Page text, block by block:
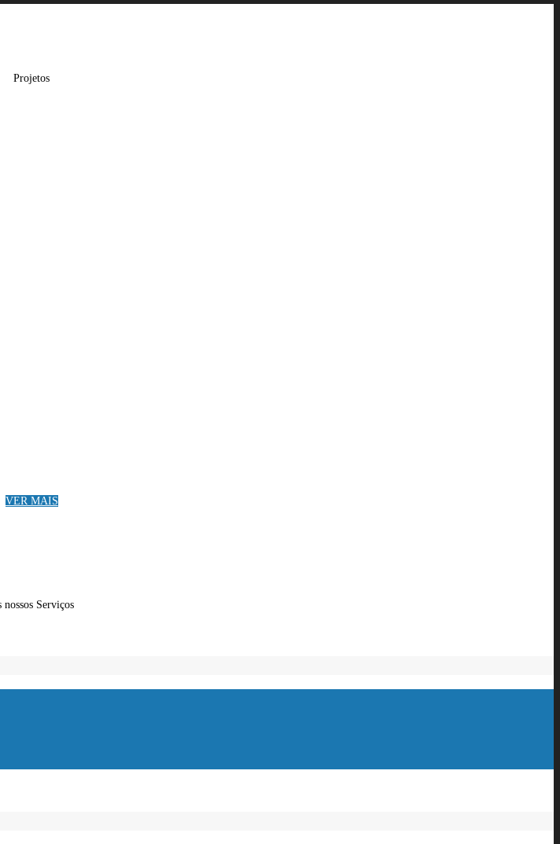
Projetos
VER MAIS
nossos Serviços